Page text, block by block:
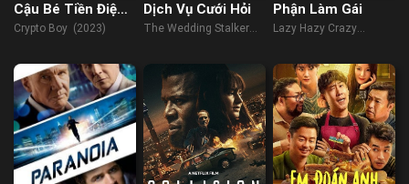
Cậu Bé Tiền Điện
Tử
Crypto Boy (2023)
Dịch Vụ Cưới Hỏi
The Wedding Stalker
Phận Làm Gái
Lazy Hazy Crazy